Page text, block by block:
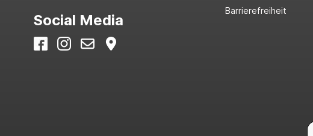
Social Media
Barrierefreiheit